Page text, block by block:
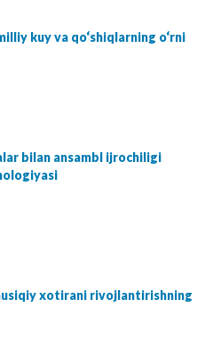
kuy va qo‘shiqlarning o‘rni
bilan ansambl ijrochiligi
xotirani rivojlantirishning